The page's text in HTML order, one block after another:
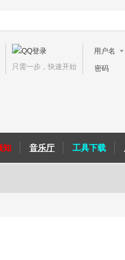
用户名
密码
只需一步，快速开始
知 音乐厅 工具下载